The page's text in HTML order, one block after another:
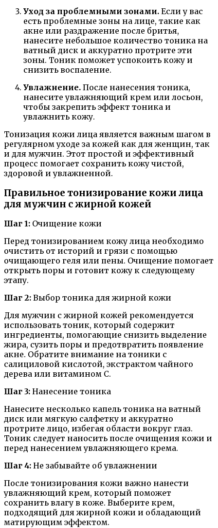
Уход за проблемными зонами. Если у вас
есть проблемные зоны на лице, такие как
акне или раздражение после бритья,
нанесите небольшое количество тоника на
ватный диск и аккуратно протрите эти
зоны. Тоник поможет успокоить кожу и
снизить воспаление.
Увлажнение. После нанесения тоника,
нанесите увлажняющий крем или лосьон,
чтобы закрепить эффект тоника и
увлажнить кожу.
Тонизация кожи лица является важным шагом в
регулярном уходе за кожей как для женщин, так
и для мужчин. Этот простой и эффективный
процесс помогает сохранить кожу чистой,
здоровой и увлажненной.
Правильное тонизирование кожи лица
для мужчин с жирной кожей
Шаг 1: Очищение кожи
Перед тонизированием кожу лица необходимо
очистить от историй и грязи с помощью
очищающего геля или пены. Очищение помогает
открыть поры и готовит кожу к следующему
этапу.
Шаг 2: Выбор тоника для жирной кожи
Для мужчин с жирной кожей рекомендуется
использовать тоник, который содержит
ингредиенты, помогающие снизить выделение
жира, сузить поры и предотвратить появление
акне. Обратите внимание на тоники с
салициловой кислотой, экстрактом чайного
дерева или витамином С.
Шаг 3: Нанесение тоника
Нанесите несколько капель тоника на ватный
диск или мягкую салфетку и аккуратно
протрите лицо, избегая области вокруг глаз.
Тоник следует наносить после очищения кожи и
перед нанесением увлажняющего крема.
Шаг 4: Не забывайте об увлажнении
После тонизирования кожи важно нанести
увлажняющий крем, который поможет
сохранить влагу в коже. Выберите крем,
подходящий для жирной кожи и обладающий
матирующим эффектом.